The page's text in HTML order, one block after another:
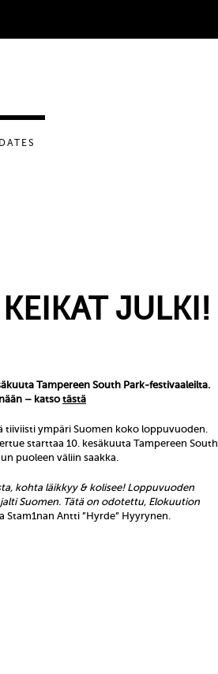
JULKI!
Tampereen South Park-festivaaleilta.
– katsotästä
tiiviisti ympäri Suomen koko loppuvuoden.
starttaa 10. kesäkuuta Tampereen South
puoleen väliin saakka.
kohta läikkyy & kolisee! Loppuvuoden
Suomen. Tätä on odotettu, Elokuution
Stam1nan Antti ”Hyrde” Hyyrynen.